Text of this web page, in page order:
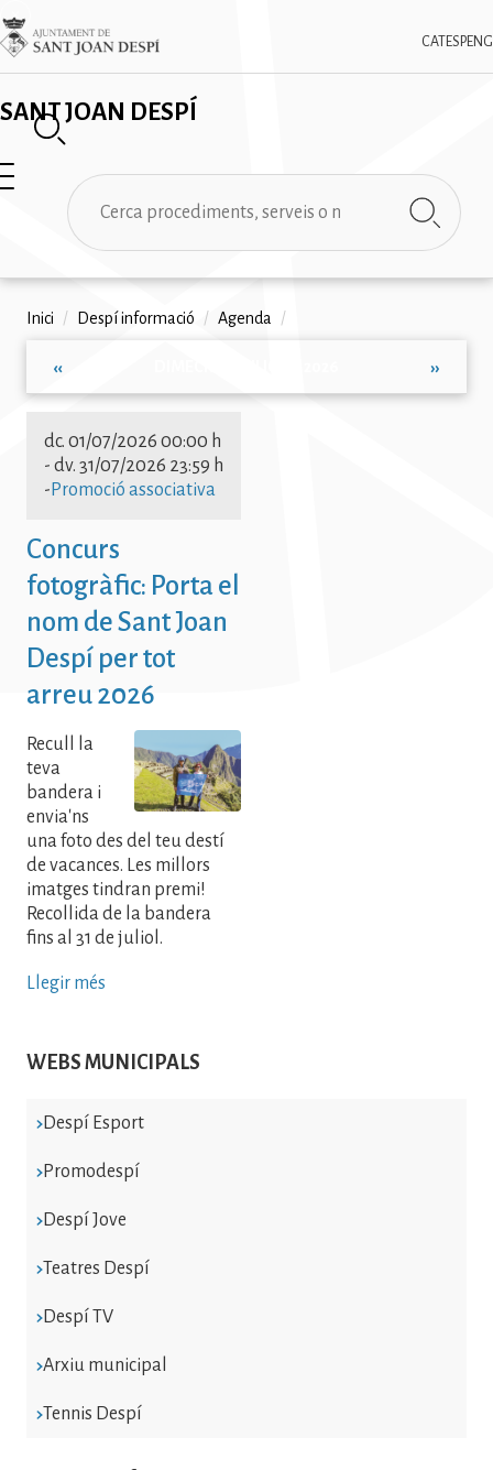
Vés
al
contingut
SANT JOAN DESPÍ
CAT ESPENG
Imatge
✕
Cerca
WEBS MUNICIPALS
Despí Esport
Promodespí
Despí Jove
Teatres Despí
Despí TV
Arxiu municipal
Tennis Despí
Fil
d'ariadna
Inici / Despí informació / Agenda /
Paginació
‹‹ ››
dc. 01/07/2026 00:00 h
- dv. 31/07/2026 23:59 h
- Promoció associativa
Concurs
fotogràfic: Porta el
nom de Sant Joan
Despí per tot
arreu 2026
Recull la
teva
bandera i
envia'ns
una foto des del teu destí
de vacances. Les millors
imatges tindran premi!
Recollida de la bandera
fins al 31 de juliol.
Llegir més